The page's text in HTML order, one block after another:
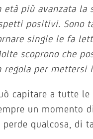
età più avanzata la
positivi. Sono
single le fa
scoprono che
regola per mettersi
capitare a tutte
un momento
perde qualcosa, di